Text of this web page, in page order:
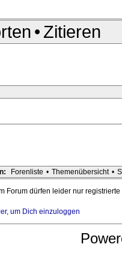
• Zitieren
Forenliste • Themenübersicht •
Forum dürfen leider nur
um Dich einzuloggen